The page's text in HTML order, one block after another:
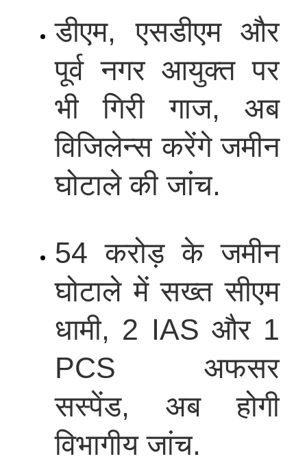
डीएम, एसडीएम और
पूर्व नगर आयुक्त पर
भी गिरी गाज, अब
विजिलेन्स करेंगे जमीन
घोटाले की जांच.
54 करोड़ के जमीन
घोटाले में सख्त सीएम
धामी, 2 IAS और 1
PCS अफसर
सस्पेंड, अब होगी
विभागीय जांच.